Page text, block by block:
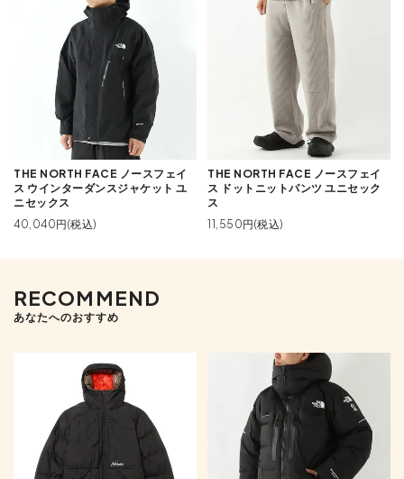
THE NORTH FACE ノースフェイ
ス ウインターダンスジャケット ユ
ニセックス
40,040円(税込)
THE NORTH FACE ノースフェイ
ス ドットニットパンツ ユニセック
ス
11,550円(税込)
RECOMMEND
あなたへのおすすめ